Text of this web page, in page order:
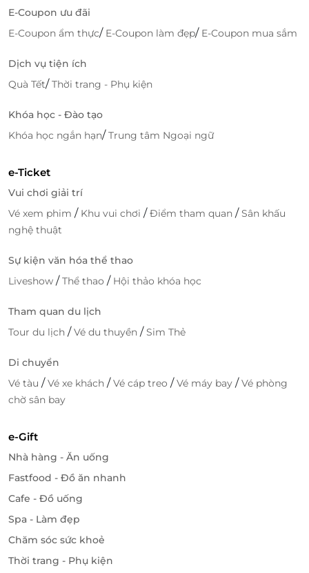
phòng thư giãn hay cười khoái chí với các game
miễn phí sẽ mang đến những phút giây thư thái
Ngoài ra, bạn có thể
đang "di chuyển" tại phòng gym hiện đại hay chủ
động như ở nhà với khu giặt sấy tự phục vụ tiện lợi.
E-Coupon ưu đãi
E-Coupon ẩm thực/ E-Coupon làm đẹp/ E-Coupon mua sắm
Dịch vụ tiện ích
Quà Tết/Thời trang - Phụ kiện
Khóa học - Đào tạo
Khóa học ngắn hạn/Trung tâm Ngoại ngữ
e-Ticket
Vui chơi giải trí
Vé xem phim / Khu vui chơi /Điểm tham quan /Sân khấu
nghệ thuật
Sự kiện văn hóa thể thao
Liveshow /Thể thao / Hội thảo khóa học
Tham quan du lịch
Tour du lịch /Vé du thuyền /Sim Thẻ
Di chuyển
Vé tàu /Vé xe khách /Vé cáp treo /Vé máy bay /Vé phòng
chờ sân bay
e-Gift
Nhà hàng - Ăn uống
Fastfood - Đồ ăn nhanh
Cafe - Đồ uống
Spa - Làm đẹp
Chăm sóc sức khoẻ
Thời trang - Phụ kiện